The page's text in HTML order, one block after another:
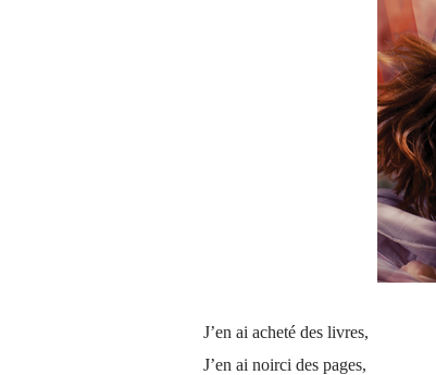
J’en ai acheté des livres,
J’en ai noirci des pages,